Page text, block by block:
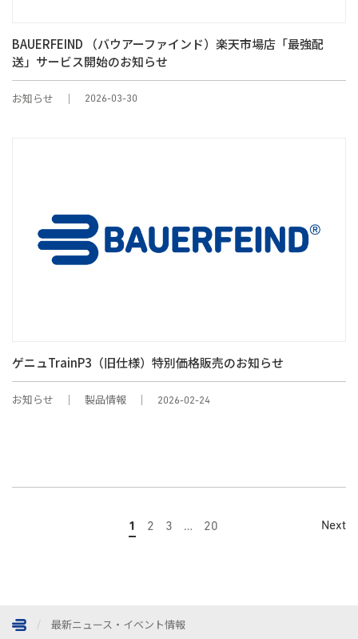
BAUERFEIND （バウアーファインド）楽天市場店「最強配
送」サービス開始のお知らせ
お知らせ 2026-03-30
ゲニュTrainP3（旧仕様）特別価格販売のお知らせ
お知らせ 製品情報 2026-02-24
1 2 3 … 20 Next
最新ニュース・イベント情報